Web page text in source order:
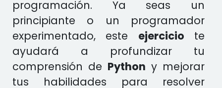
programación. Ya seas un
principiante o un programador
experimentado, este ejercicio te
ayudará a profundizar tu
comprensión de Python y mejorar
tus habilidades para resolver